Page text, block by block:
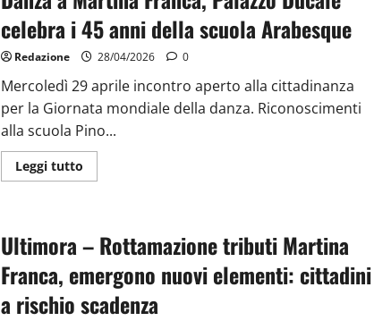
celebra i 45 anni della scuola Arabesque
Redazione 28/04/2026 0
Mercoledì 29 aprile incontro aperto alla cittadinanza
per la Giornata mondiale della danza. Riconoscimenti
alla scuola Pino...
Leggi tutto
Ultimora – Rottamazione tributi Martina
Franca, emergono nuovi elementi: cittadini
a rischio scadenza